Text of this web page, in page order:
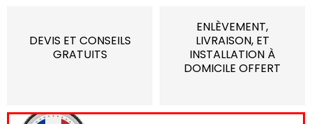
DEVIS ET CONSEILS
GRATUITS
ENLÈVEMENT,
LIVRAISON, ET
INSTALLATION À
DOMICILE OFFERT